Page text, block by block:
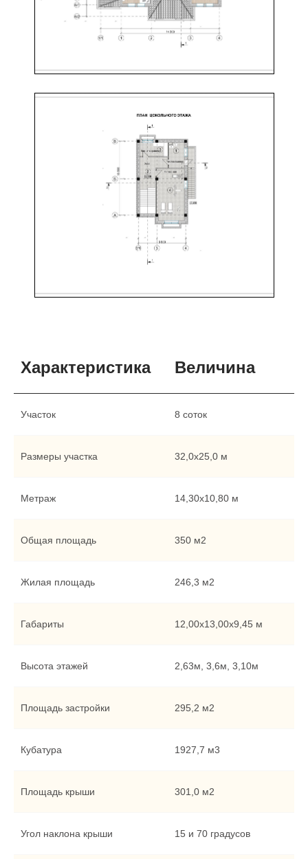
Характеристика Величина
Участок 8 соток
Размеры участка 32,0х25,0 м
Метраж 14,30х10,80 м
Общая площадь 350 м2
Жилая площадь 246,3 м2
Габариты 12,00х13,00х9,45 м
Высота этажей 2,63м, 3,6м, 3,10м
Площадь застройки 295,2 м2
Кубатура 1927,7 м3
Площадь крыши 301,0 м2
Угол наклона крыши 15 и 70 градусов